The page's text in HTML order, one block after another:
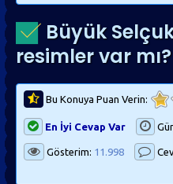
Büyük
resimler var mı?
Bu Konuya Puan Verin:
En İyi Cevap Var
Gösterim: 11.998